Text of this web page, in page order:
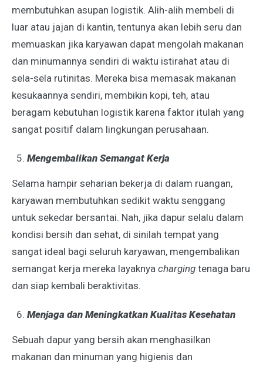
membutuhkan asupan logistik. Alih-alih membeli di
luar atau jajan di kantin, tentunya akan lebih seru dan
memuaskan jika karyawan dapat mengolah makanan
dan minumannya sendiri di waktu istirahat atau di
sela-sela rutinitas. Mereka bisa memasak makanan
kesukaannya sendiri, membikin kopi, teh, atau
beragam kebutuhan logistik karena faktor itulah yang
sangat positif dalam lingkungan perusahaan.
Mengembalikan Semangat Kerja
Selama hampir seharian bekerja di dalam ruangan,
karyawan membutuhkan sedikit waktu senggang
untuk sekedar bersantai. Nah, jika dapur selalu dalam
kondisi bersih dan sehat, di sinilah tempat yang
sangat ideal bagi seluruh karyawan, mengembalikan
semangat kerja mereka layaknya charging tenaga baru
dan siap kembali beraktivitas.
Menjaga dan Meningkatkan Kualitas Kesehatan
Sebuah dapur yang bersih akan menghasilkan
makanan dan minuman yang higienis dan